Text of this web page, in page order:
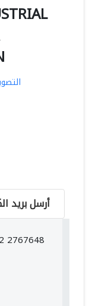
أرسل بريد
2767648